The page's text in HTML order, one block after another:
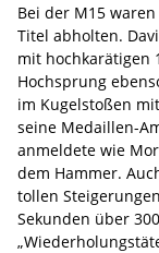
Bei der M15
Titel abholten.
mit hochkarätigen
Hochsprung
im Kugelstoßen
seine Medaillen-
anmeldete wie
dem Hammer.
tollen
Sekunden über